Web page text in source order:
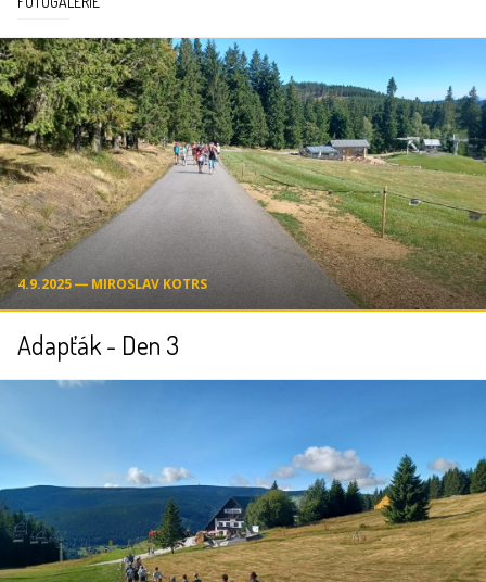
4.9.2025 ― MIROSLAV KOTRS
Adapťák - Den 3